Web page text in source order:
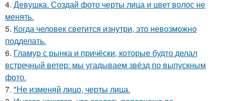
4. Девушка. Создай фото черты лица и цвет волос не
менять.
5. Когда человек светится изнутри, это невозможно
подделать.
6. Гламур с рынка и причёски, которые будто делал
встречный ветер: мы угадываем звёзд по выпускным
фото.
7. "Не изменяй лицо, черты лица.